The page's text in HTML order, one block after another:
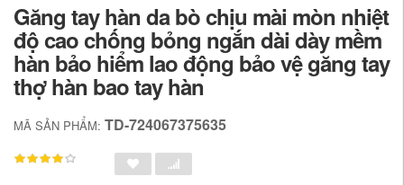
Găng tay hàn da bò chịu mài mòn nhiệt
độ cao chống bỏng ngắn dài dày mềm
hàn bảo hiểm lao động bảo vệ găng tay
thợ hàn bao tay hàn
MÃ SẢN PHẨM: TD-724067375635